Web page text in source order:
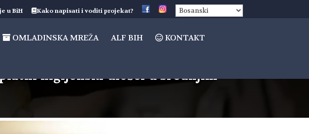
u BiH Kako napisati i voditi projekat?
OMLADINSKA MREŽA ALF BIH KONTAKT
higijenski ulošci u srednjim